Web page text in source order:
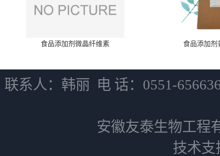
食品添加剂微晶纤维素 食品添加剂
联系人：韩丽 电 话：0551-
安徽友泰生物工程
技术